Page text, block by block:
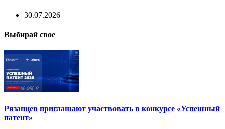
30.07.2026
Выбирай свое
Рязанцев приглашают участвовать в конкурсе «Успешный
патент»